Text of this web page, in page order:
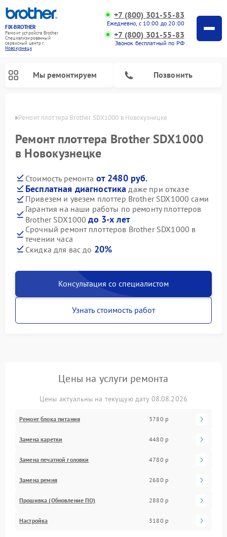
FIX-BROTHER
Ремонт устройств Brother
Специализированный
cервисный центр г.
Новокузнецк
+7 (800) 301-55-83
Ежедневно, с 10:00 до 20:00
+7 (800) 301-55-83
Звонок бесплатный по РФ
Мы ремонтируем Позвонить
Ремонт плоттера Brother SDX1000 в Новокузнецке
Ремонт плоттера Brother SDX1000
в Новокузнецке
Стоимость ремонта от 2480 руб.
Бесплатная диагностика даже при отказе
Привезем и увезем плоттер Brother SDX1000 сами
Гарантия на наши работы по ремонту плоттеров
Brother SDX1000до 3-х лет
Срочный ремонт плоттеров Brother SDX1000 в
течении часа
Скидка для вас до 20%
Консультация со специалистом
Узнать стоимость работ
Цены на услуги ремонта
Цены актуальны на текущую дату 08.08.2026
Ремонт блока питания 3780 р
Замена каретки 4480 р
Замена печатной головки 4780 р
Замена ремня 2680 р
Прошивка (Обновление ПО) 2880 р
Настройка 3180 р